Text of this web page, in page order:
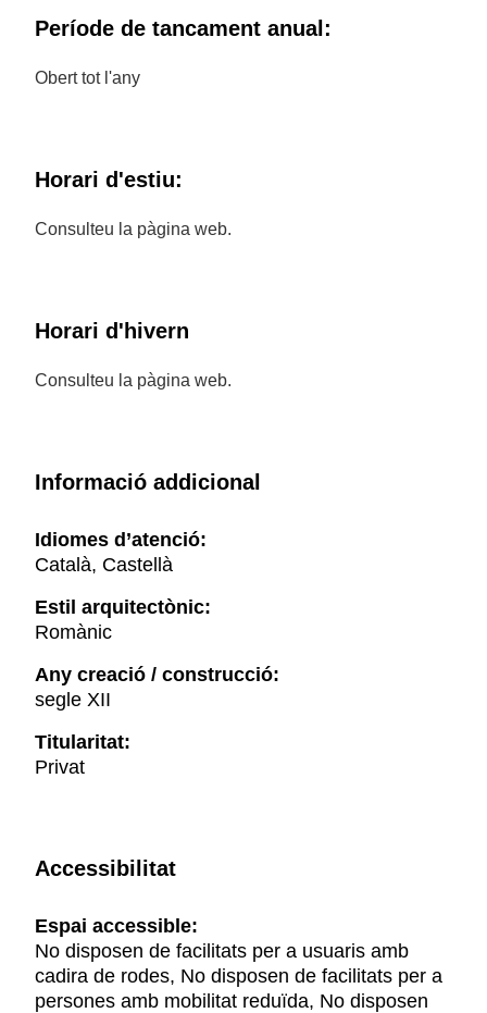
Període de tancament anual:
Obert tot l'any
Horari d'estiu:
Consulteu la pàgina web.
Horari d'hivern
Consulteu la pàgina web.
Informació addicional
Idiomes d’atenció:
Català, Castellà
Estil arquitectònic:
Romànic
Any creació / construcció:
segle XII
Titularitat:
Privat
Accessibilitat
Espai accessible:
No disposen de facilitats per a usuaris amb
cadira de rodes, No disposen de facilitats per a
persones amb mobilitat reduïda, No disposen